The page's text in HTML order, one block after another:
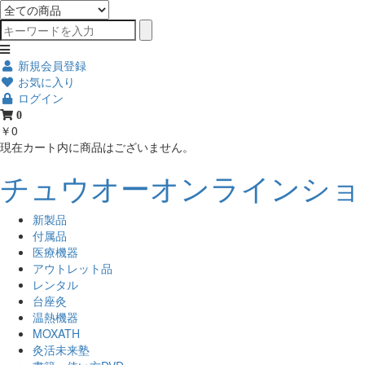
新規会員登録
お気に入り
ログイン
0
￥0
現在カート内に商品はございません。
チュウオーオンラインシ
新製品
付属品
医療機器
アウトレット品
レンタル
台座灸
温熱機器
MOXATH
灸活未来塾